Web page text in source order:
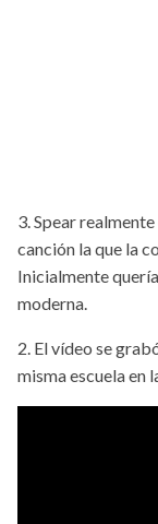
3. Spear
canción la que la
Inicialmente
moderna.
2. El vídeo se
misma escuela en